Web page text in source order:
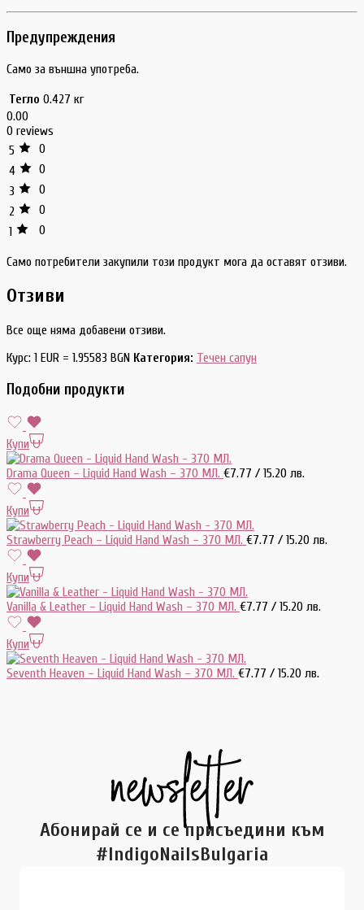
Предупреждения
Само за външна употреба.
Тегло 0.427 кг
0.00
0 reviews
5
0
4
0
3
0
2
0
1
0
Само потребители закупили този продукт мога да оставят отзиви.
Отзиви
Все още няма добавени отзиви.
Курс: 1 EUR = 1.95583 BGN Категория: Течен сапун
Подобни продукти
Купи
Drama Queen – Liquid Hand Wash – 370 МЛ. €7.77 / 15.20 лв.
Купи
Strawberry Peach – Liquid Hand Wash – 370 МЛ. €7.77 / 15.20 лв.
Купи
Vanilla & Leather – Liquid Hand Wash – 370 МЛ. €7.77 / 15.20 лв.
Купи
Seventh Heaven – Liquid Hand Wash – 370 МЛ. €7.77 / 15.20 лв.
Абонирай се и се присъедини към
#IndigoNailsBulgaria